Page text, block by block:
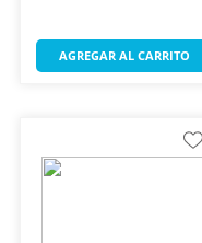
AGREGAR AL CARRITO